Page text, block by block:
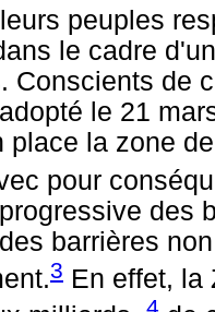
peuples
le cadre
Conscients de
le 21
place la zone
pour
des
barrières
3 En effet, la
4